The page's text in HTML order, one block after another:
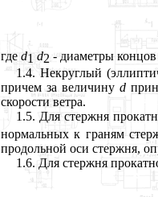
где d1 d2 - диаметры
1.4. Некруглый
причем за величину d
скорости ветра.
1.5. Для стержня
нормальных к граням
продольной оси стержня,
1.6. Для стержня